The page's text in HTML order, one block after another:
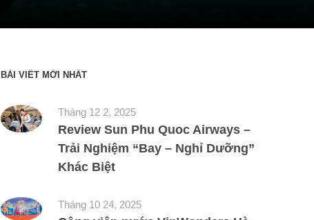
BÀI VIẾT MỚI NHẤT
Tháng 12 2, 2025
Review Sun Phu Quoc Airways –
Trải Nghiệm “Bay – Nghỉ Dưỡng”
Khác Biệt
Tháng 10 24, 2025